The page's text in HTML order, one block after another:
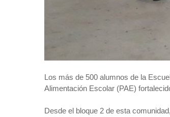
Los más de 500 alumnos de la
Alimentación Escolar (PAE)
Desde el bloque 2 de esta